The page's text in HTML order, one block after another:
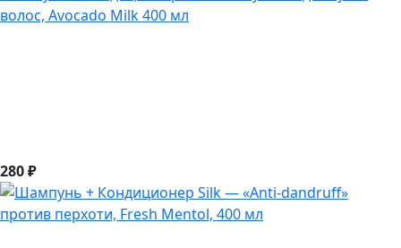
волос, Avocado Milk 400 мл
280 ₽